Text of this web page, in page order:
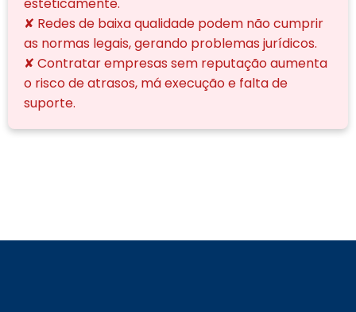
✘ Redes de baixa qualidade podem não cumprir
as normas legais, gerando problemas jurídicos.
✘ Contratar empresas sem reputação aumenta
o risco de atrasos, má execução e falta de
suporte.